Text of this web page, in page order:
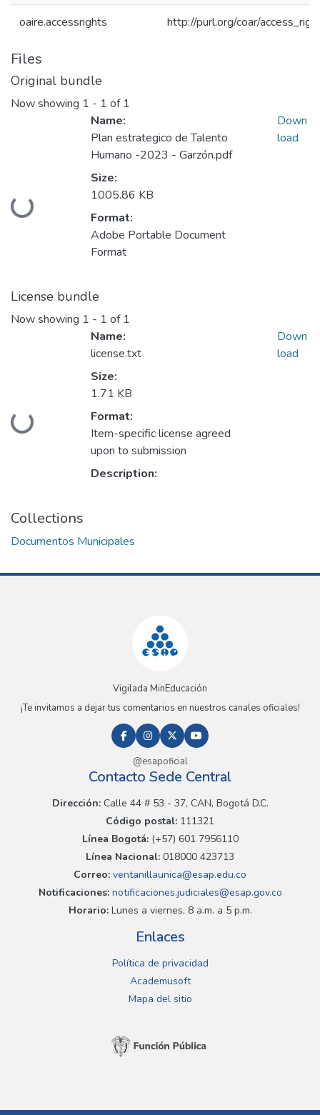
oaire.accessrights http://purl.org/coar/
Files
Original bundle
Now showing 1 - 1 of 1
Loading...
Name:
Plan estrategico de Talento
Humano -2023 - Garzón.pdf
Size:
1005.86 KB
Format:
Adobe Portable Document
Format
Down
load
License bundle
Now showing 1 - 1 of 1
Loading...
Name:
license.txt
Size:
1.71 KB
Format:
Item-specific license agreed
upon to submission
Description:
Down
load
Collections
Documentos Municipales
Vigilada MinEducación
¡Te invitamos a dejar tus comentarios en nuestros canales oficiales!
@esapoficial
Contacto Sede Central
Dirección:Calle 44 # 53 - 37, CAN, Bogotá D.C.
Código postal: 111321
Línea Bogotá:(+57) 601 7956110
Línea Nacional: 018000 423713
Correo: ventanillaunica@esap.edu.co
Notificaciones:notificaciones.judiciales@esap.gov.co
Horario:Lunes a viernes, 8 a.m. a 5 p.m.
Enlaces
Política de privacidad
Academusoft
Mapa del sitio